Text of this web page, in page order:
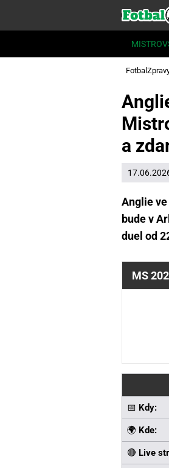
a
Anglie
bude v
duel od
MS
📅 Kdy:
🌍 Kde:
🔴 Live